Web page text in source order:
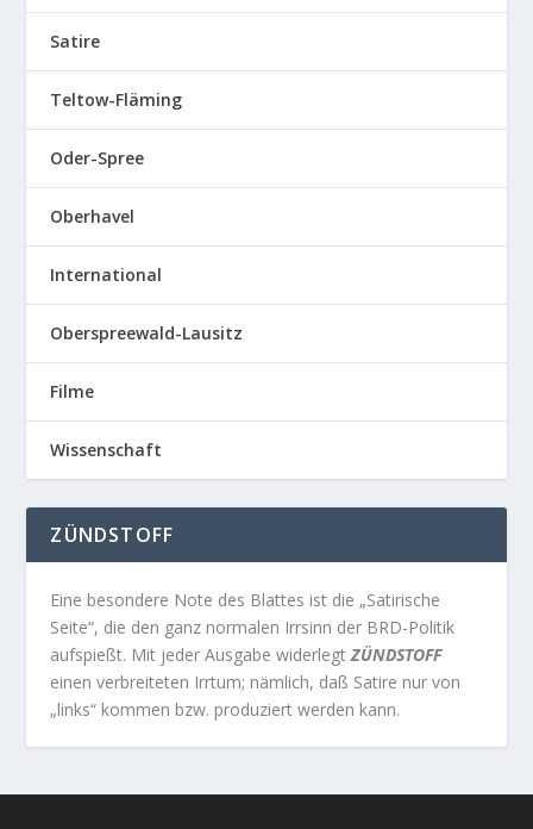
Satire
Teltow-Fläming
Oder-Spree
Oberhavel
International
Oberspreewald-Lausitz
Filme
Wissenschaft
ZÜNDSTOFF
Eine besondere Note des Blattes ist die „Satirische
Seite“, die den ganz normalen Irrsinn der BRD-Politik
aufspießt. Mit jeder Ausgabe widerlegtZÜNDSTOFF
einen verbreiteten Irrtum; nämlich, daß Satire nur von
„links“ kommen bzw. produziert werden kann.